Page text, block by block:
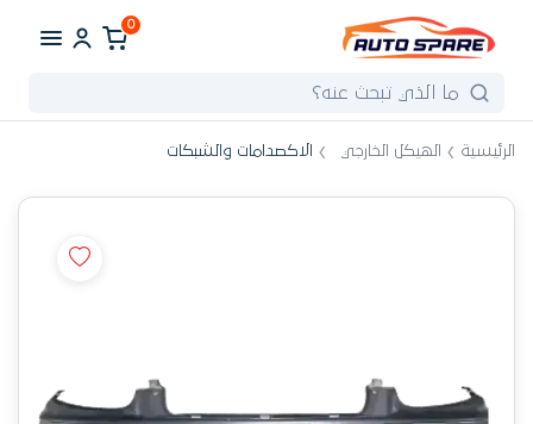
0
الرئيسية الهيكل الخارجي الاكصدامات والشبكات